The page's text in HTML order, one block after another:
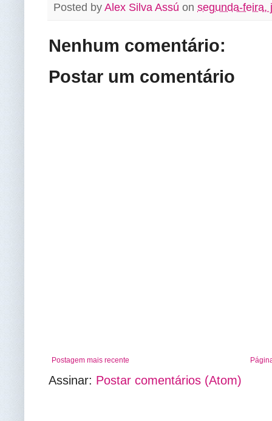
Posted by Alex Silva Assú on segunda-feira,
Nenhum comentário:
Postar um comentário
Postagem mais recente
Assinar: Postar comentários (Atom)